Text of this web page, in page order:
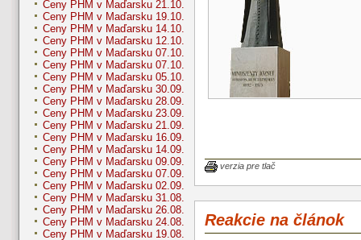
Ceny PHM v Maďarsku 21.10.
Ceny PHM v Maďarsku 19.10.
Ceny PHM v Maďarsku 14.10.
Ceny PHM v Maďarsku 12.10.
Ceny PHM v Maďarsku 07.10.
Ceny PHM v Maďarsku 07.10.
Ceny PHM v Maďarsku 05.10.
Ceny PHM v Maďarsku 30.09.
Ceny PHM v Maďarsku 28.09.
Ceny PHM v Maďarsku 23.09.
Ceny PHM v Maďarsku 21.09.
Ceny PHM v Maďarsku 16.09.
Ceny PHM v Maďarsku 14.09.
Ceny PHM v Maďarsku 09.09.
Ceny PHM v Maďarsku 07.09.
Ceny PHM v Maďarsku 02.09.
Ceny PHM v Maďarsku 31.08.
Ceny PHM v Maďarsku 26.08.
Ceny PHM v Maďarsku 24.08.
Ceny PHM v Maďarsku 19.08.
verzia pre tlač
Reakcie na článok